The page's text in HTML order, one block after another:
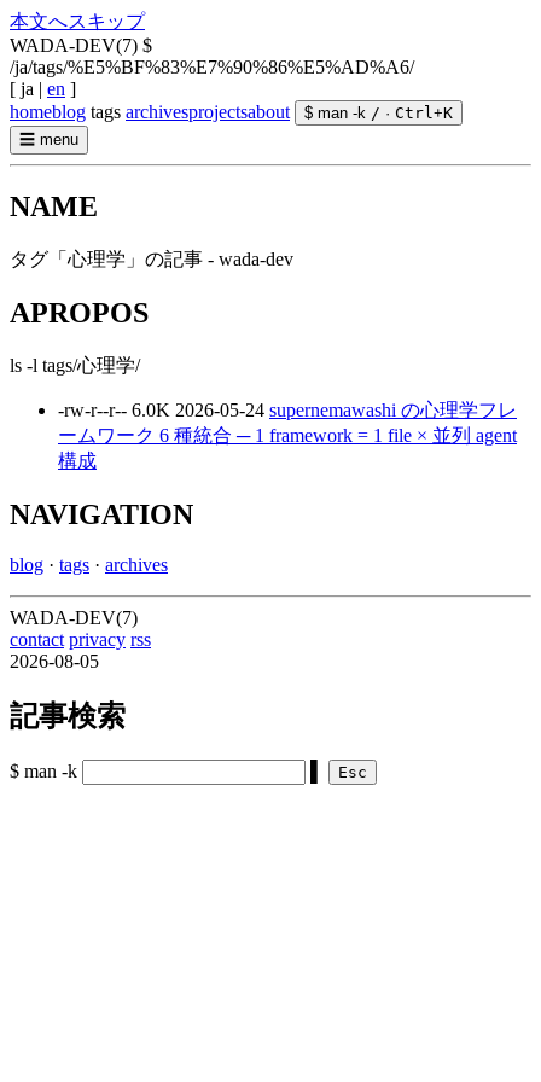
本文へスキップ
WADA-DEV(7) $
/ja/tags/%E5%BF%83%E7%90%86%E5%AD%A6/
[ ja | en ]
homeblog tags archivesprojectsabout $ man -k / · Ctrl+K
☰ menu
NAME
タグ「心理学」の記事 - wada-dev
APROPOS
ls -l tags/心理学/
-rw-r--r-- 6.0K 2026-05-24 supernemawashi の心理学フレ
ームワーク 6 種統合 ─ 1 framework = 1 file × 並列 agent
構成
NAVIGATION
blog · tags · archives
WADA-DEV(7)
contact privacy rss
2026-08-05
記事検索
$ man -k Esc